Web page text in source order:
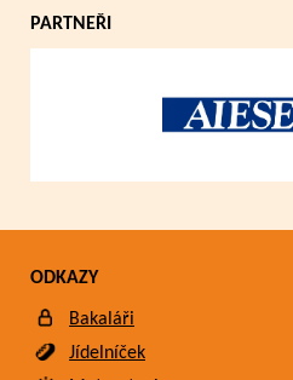
PARTNEŘI
ODKAZY
Bakaláři
Jídelníček